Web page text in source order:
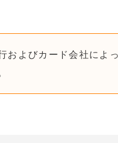
およびカード会社によ